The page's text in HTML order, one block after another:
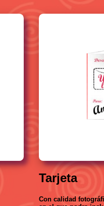
Tarjeta
Con calidad